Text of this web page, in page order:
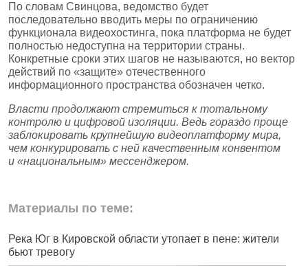
По словам Свинцова, ведомство будет
последовательно вводить меры по ограничению
функционала видеохостинга, пока платформа не будет
полностью недоступна на территории страны.
Конкретные сроки этих шагов не называются, но вектор
действий по «защите» отечественного
информационного пространства обозначен четко.
Власти продолжают стремиться к тотальному
контролю и цифровой изоляции. Ведь гораздо проще
заблокировать крупнейшую видеоплатформу мира,
чем конкурировать с ней качественным конвентом
и «национальным» мессенджером.
Материалы по теме:
Река Юг в Кировской области утопает в пене: жители
бьют тревогу